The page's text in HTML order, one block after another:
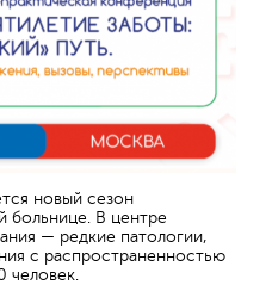
новый сезон
больнице. В центре
— редкие патологии,
с распространенностью
человек.